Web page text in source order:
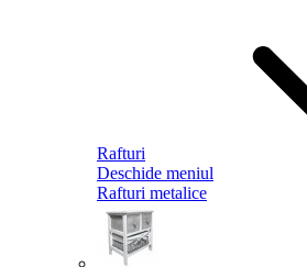
Rafturi
Deschide meniul
Rafturi metalice